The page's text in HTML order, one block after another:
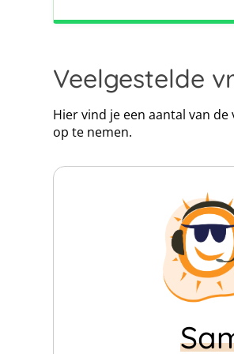
Veelgestelde
Hier vind je een aantal van
op te nemen.